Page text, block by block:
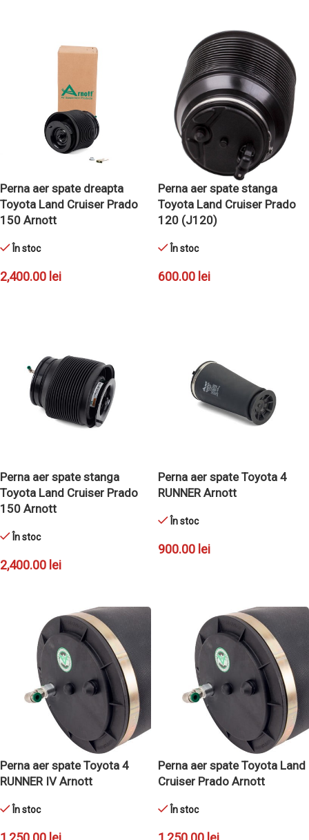
Perna aer spate dreapta
Toyota Land Cruiser Prado
150 Arnott
În stoc
2,400.00 lei
Perna aer spate stanga
Toyota Land Cruiser Prado
120 (J120)
În stoc
600.00 lei
Perna aer spate stanga
Toyota Land Cruiser Prado
150 Arnott
În stoc
2,400.00 lei
Perna aer spate Toyota 4
RUNNER Arnott
În stoc
900.00 lei
Perna aer spate Toyota 4
RUNNER IV Arnott
În stoc
Perna aer spate Toyota Land
Cruiser Prado Arnott
În stoc